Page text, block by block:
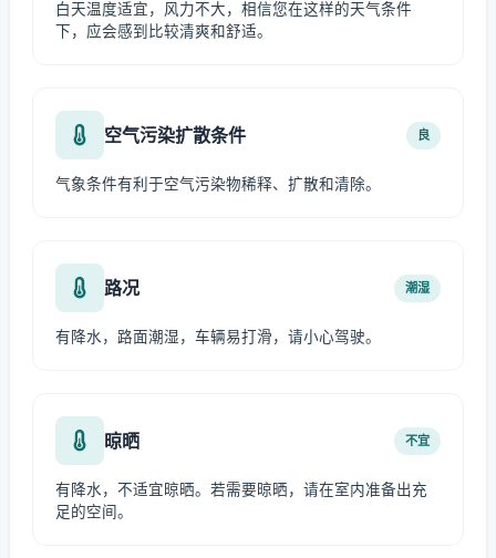
白天温度适宜，风力不大，相信您在这样的天气条件
下，应会感到比较清爽和舒适。
空气污染扩散条件 良
气象条件有利于空气污染物稀释、扩散和清除。
路况 潮湿
有降水，路面潮湿，车辆易打滑，请小心驾驶。
晾晒 不宜
有降水，不适宜晾晒。若需要晾晒，请在室内准备出充
足的空间。